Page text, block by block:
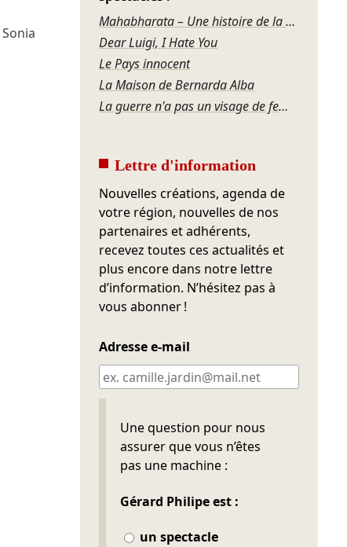
Sonia
Mahabharata – Une histoire de la violence
Dear Luigi, I Hate You
Le Pays innocent
La Maison de Bernarda Alba
La guerre n'a pas un visage de femme
Lettre d'information
Nouvelles créations, agenda de
votre région, nouvelles de nos
partenaires et adhérents,
recevez toutes ces actualités et
plus encore dans notre lettre
d’information. N’hésitez pas à
vous abonner !
Adresse e-mail
Une question pour nous
assurer que vous n’êtes
pas une machine :
Gérard Philipe est :
un spectacle
Ne pas remplir